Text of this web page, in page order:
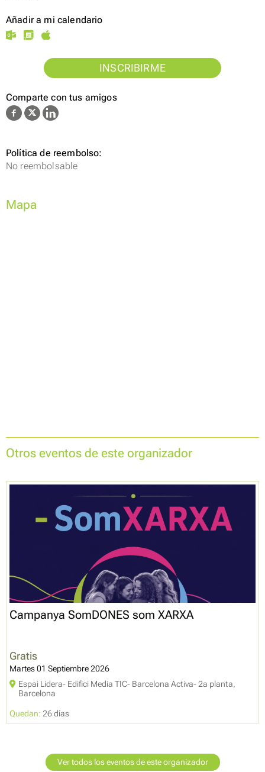
Añadir a mi calendario
INSCRIBIRME
Comparte con tus amigos
Política de reembolso:
No reembolsable
Mapa
Otros eventos de este organizador
Campanya SomDONES som XARXA
Gratis
Martes 01 Septiembre 2026
Espai Lidera- Edifici Media TIC- Barcelona Activa- 2a planta,
Barcelona
Quedan: 26 días
Ver todos los eventos de este organizador